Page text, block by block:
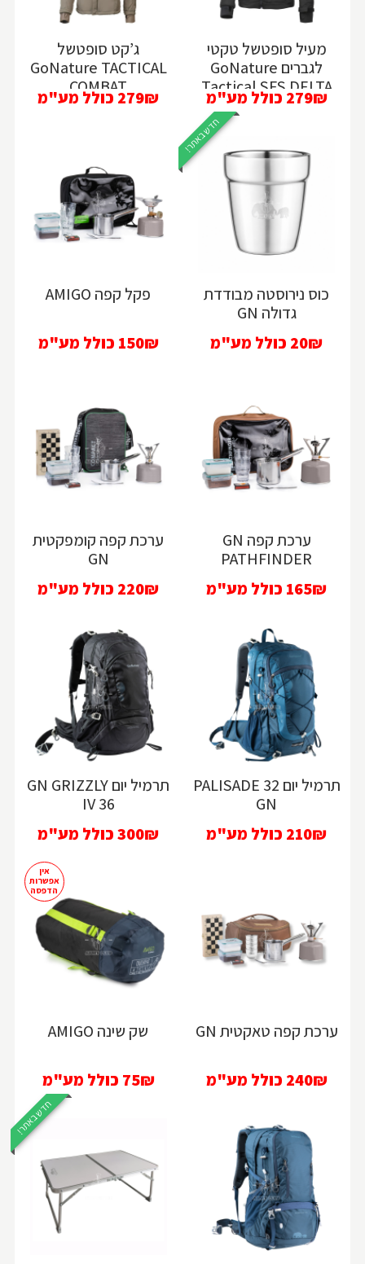
מעיל סופטשל טקטי
לגברים GoNature
Tactical SFS DELTA
279₪ כולל מע"מ
ג’קט סופטשל
GoNature TACTICAL
COMBAT
279₪ כולל מע"מ
חדש באתר!
כוס נירוסטה מבודדת
גדולה GN
20₪ כולל מע"מ
פקל קפה AMIGO
150₪ כולל מע"מ
ערכת קפה GN
PATHFINDER
165₪ כולל מע"מ
ערכת קפה קומפקטית
GN
220₪ כולל מע"מ
תרמיל יום PALISADE 32
GN
210₪ כולל מע"מ
תרמיל יום GN GRIZZLY
IV 36
300₪ כולל מע"מ
ערכת קפה טאקטית GN
240₪ כולל מע"מ
אין
אפשרות
הדפסה
שק שינה AMIGO
75₪ כולל מע"מ
חדש באתר!